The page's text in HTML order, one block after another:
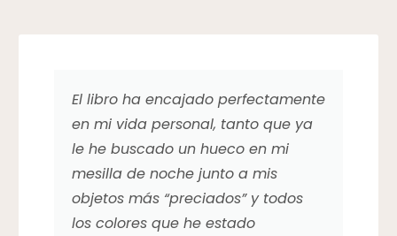
El libro ha encajado perfectamente
en mi vida personal, tanto que ya
le he buscado un hueco en mi
mesilla de noche junto a mis
objetos más “preciados” y todos
los colores que he estado